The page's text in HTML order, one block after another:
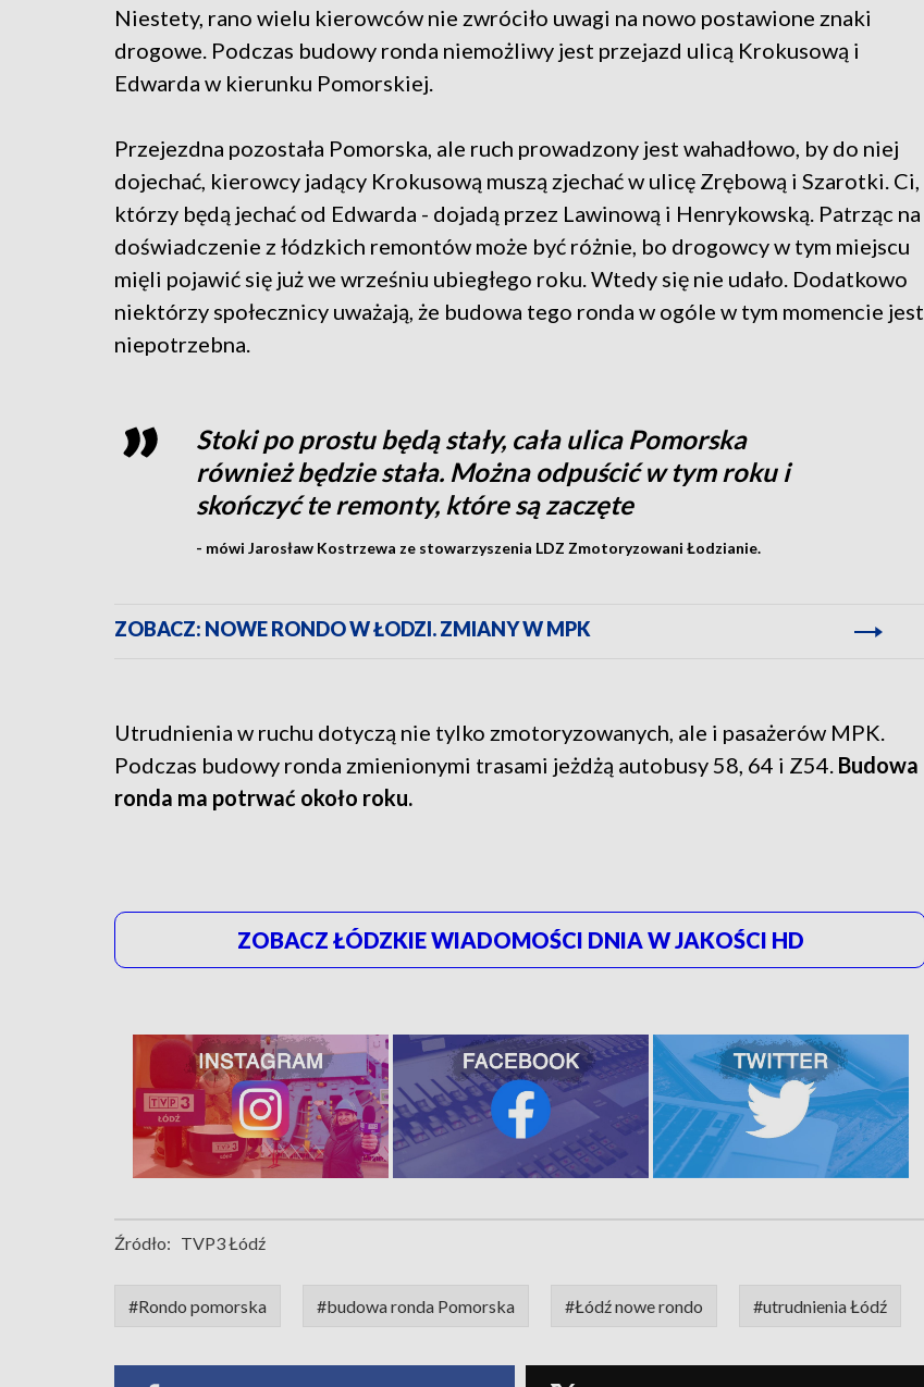
Niestety, rano wielu kierowców nie zwróciło uwagi na nowo postawione znaki
drogowe. Podczas budowy ronda niemożliwy jest przejazd ulicą Krokusową i
Edwarda w kierunku Pomorskiej.
Przejezdna pozostała Pomorska, ale ruch prowadzony jest wahadłowo, by do niej
dojechać, kierowcy jadący Krokusową muszą zjechać w ulicę Zrębową i Szarotki. Ci,
którzy będą jechać od Edwarda - dojadą przez Lawinową i Henrykowską. Patrząc na
doświadczenie z łódzkich remontów może być różnie, bo drogowcy w tym miejscu
mięli pojawić się już we wrześniu ubiegłego roku. Wtedy się nie udało. Dodatkowo
niektórzy społecznicy uważają, że budowa tego ronda w ogóle w tym momencie jest
niepotrzebna.
Stoki po prostu będą stały, cała ulica Pomorska
również będzie stała. Można odpuścić w tym roku i
skończyć te remonty, które są zaczęte
- mówi Jarosław Kostrzewa ze stowarzyszenia LDZ Zmotoryzowani Łodzianie.
ZOBACZ: NOWE RONDO W ŁODZI. ZMIANY W MPK
Utrudnienia w ruchu dotyczą nie tylko zmotoryzowanych, ale i pasażerów MPK.
Podczas budowy ronda zmienionymi trasami jeżdżą autobusy 58, 64 i Z54. Budowa
ronda ma potrwać około roku.
ZOBACZ ŁÓDZKIE WIADOMOŚCI DNIA W JAKOŚCI HD
Źródło: TVP3 Łódź
#Rondo pomorska #budowa ronda Pomorska #Łódź nowe rondo #utrudnienia Łódź